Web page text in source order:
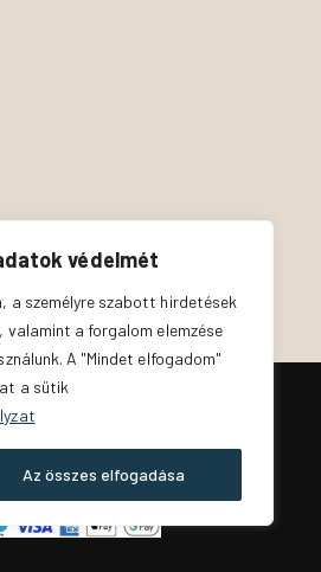
védelmét
a személyre szabott hirdetések
a forgalom elemzése
A "Mindet elfogadom"
a sütik
Az összes elfogadása
© 2026. All Rights